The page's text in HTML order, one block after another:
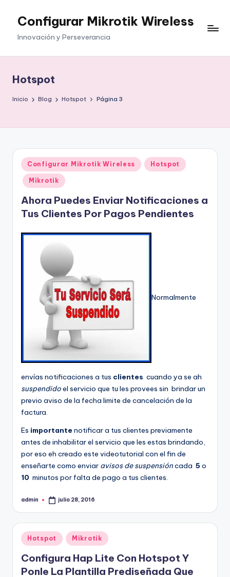
SaltarConfigurar Mikrotik Wireless
Innovación y Perseverancia
Hotspot
Inicio Blog Hotspot Página 3
Publicado
en
Configurar Mikrotik Wireless Hotspot
Mikrotik
Ahora Puedes Enviar Notificaciones a
Tus Clientes Por Pagos Pendientes
Normalmente
envías notificaciones a tus clientes cuando ya se ah
suspendidoel servicio que tu les provees sin brindar un
previo aviso de la fecha limite de cancelación de la
factura.
Es importante notificar a tus clientes previamente
antes de inhabilitar el servicio que les estas brindando,
por eso eh creado este videotutorial con el fin de
enseñarte como enviar avisos de suspensióncada 5 o
10 minutos por falta de pago a tus clientes.
Publicado
admin julio 28, 2016
Publicado
en
Hotspot Mikrotik
Configura Hap Lite Con Hotspot Y
Ponle La Plantilla Prediseñada Que